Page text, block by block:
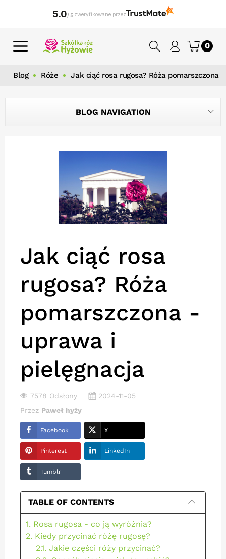
0
Blog Róże Jak ciąć rosa rugosa? Róża pomarszczona
BLOG NAVIGATION
Jak ciąć rosa
rugosa? Róża
pomarszczona -
uprawa i
pielęgnacja
7578 Odsłony
2024-11-05
Przez Paweł hyży
Facebook X
Pinterest LinkedIn
Tumblr
TABLE OF CONTENTS
1. Rosa rugosa - co ją wyróżnia?
2. Kiedy przycinać różę rugosę?
2.1. Jakie części róży przycinać?
5.0/ 5 zweryfikowane przez